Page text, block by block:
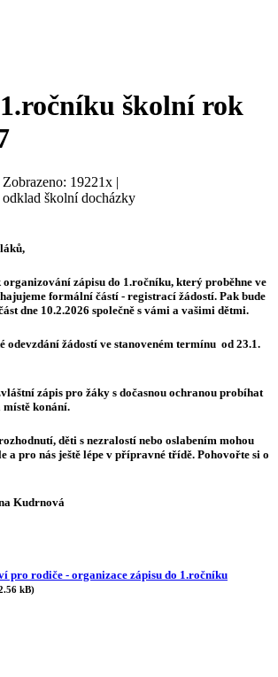
školní rok
19221x |
školní docházky
zápisu do 1.ročníku, který proběhne ve
formální částí - registrací žádostí. Pak bude
dne 10.2.2026 společně s vámi a vašimi dětmi.
odevzdání žádostí ve stanoveném termínu od 23.1.
zápis pro žáky s dočasnou ochranou probíhat
konání.
děti s nezralostí nebo oslabením mohou
a pro nás ještě lépe v přípravné třídě. Pohovořte si o
Kudrnová
pro rodiče - organizace zápisu do 1.ročníku
kB)